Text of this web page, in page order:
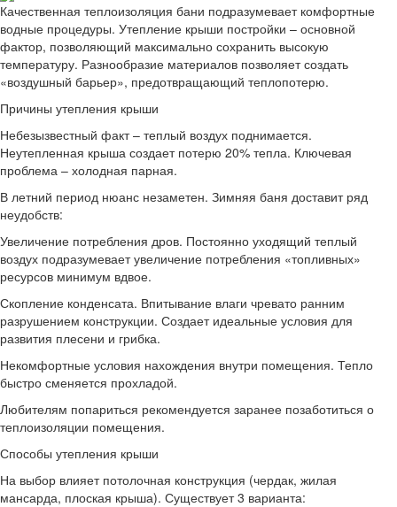
Качественная теплоизоляция бани подразумевает комфортные
водные процедуры. Утепление крыши постройки – основной
фактор, позволяющий максимально сохранить высокую
температуру. Разнообразие материалов позволяет создать
«воздушный барьер», предотвращающий теплопотерю.
Причины утепления крыши
Небезызвестный факт – теплый воздух поднимается.
Неутепленная крыша создает потерю 20% тепла. Ключевая
проблема – холодная парная.
В летний период нюанс незаметен. Зимняя баня доставит ряд
неудобств:
Увеличение потребления дров. Постоянно уходящий теплый
воздух подразумевает увеличение потребления «топливных»
ресурсов минимум вдвое.
Скопление конденсата. Впитывание влаги чревато ранним
разрушением конструкции. Создает идеальные условия для
развития плесени и грибка.
Некомфортные условия нахождения внутри помещения. Тепло
быстро сменяется прохладой.
Любителям попариться рекомендуется заранее позаботиться о
теплоизоляции помещения.
Способы утепления крыши
На выбор влияет потолочная конструкция (чердак, жилая
мансарда, плоская крыша). Существует 3 варианта: